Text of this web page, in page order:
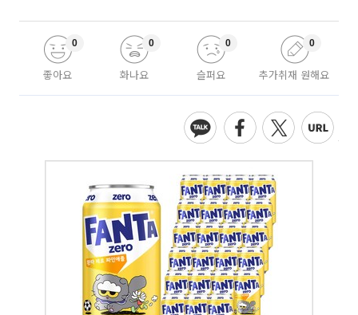
좋아요
0
화나요
0
슬퍼요
0
추가취재 원해요
0